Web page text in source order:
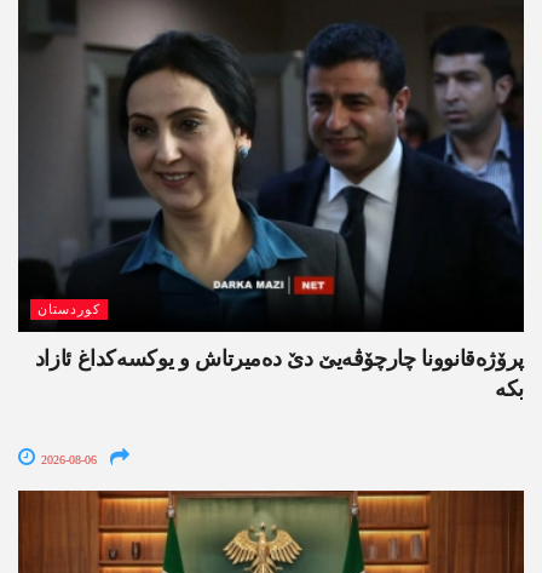
کوردستان
پرۆژەقانوونا چارچۆڤەیێ دێ دەمیرتاش و یوکسەکداغ ئازاد
بکە
2026-08-06